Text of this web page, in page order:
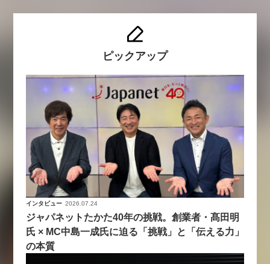
ピックアップ
インタビュー 2026.07.24
ジャパネットたかた40年の挑戦。創業者・髙田明
氏 × MC中島一成氏に迫る「挑戦」と「伝える力」
の本質